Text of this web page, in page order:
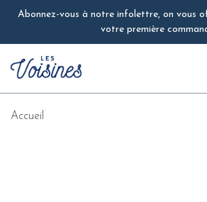
Abonnez-vous à notre infolettre, on vous
votre première
Accueil